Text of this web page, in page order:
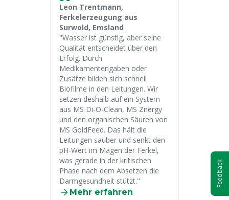
Leon Trentmann,
Ferkelerzeugung aus
Surwold, Emsland
"Wasser ist günstig, aber seine
Qualität entscheidet über den
Erfolg. Durch
Medikamentengaben oder
Zusätze bilden sich schnell
Biofilme in den Leitungen. Wir
setzen deshalb auf ein System
aus MS Di-O-Clean, MS Znergy
und den organischen Säuren von
MS GoldFeed. Das hält die
Leitungen sauber und senkt den
pH-Wert im Magen der Ferkel,
was gerade in der kritischen
Phase nach dem Absetzen die
Darmgesundheit stützt."
Mehr erfahren
Feedback